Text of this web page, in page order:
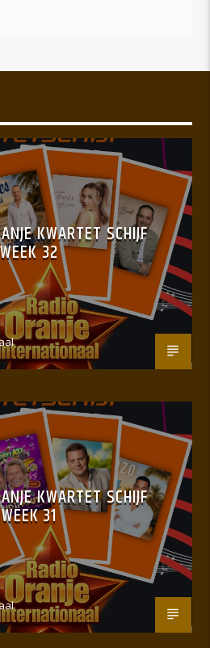
KWARTET SCHIJF
WEEK 32
KWARTET SCHIJF
WEEK 31